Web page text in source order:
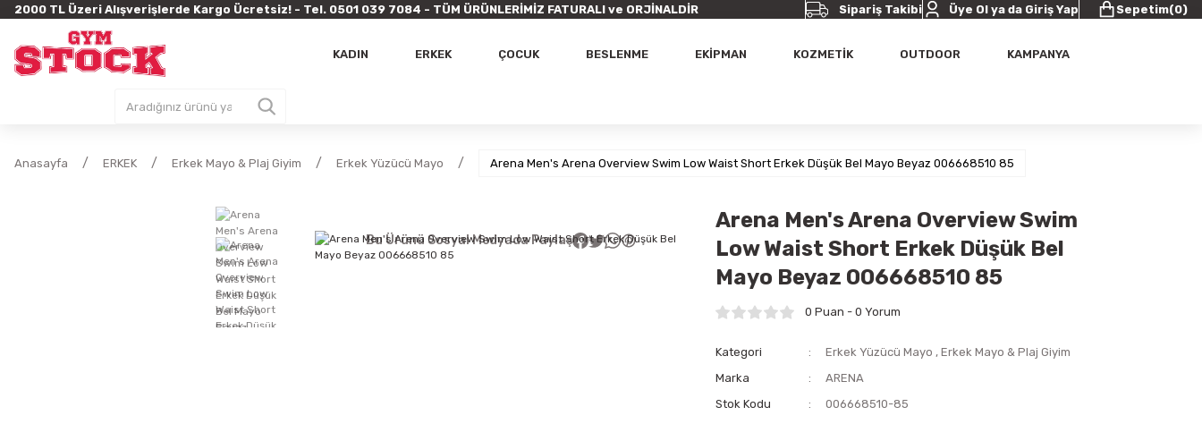
2000 TL Üzeri Alışverişlerde Kargo Ücretsiz! - Tel. 0501 039 7084 - TÜM ÜRÜNLERİMİZ FATURALI ve ORJİNALDİR Sipariş Takibi Üye Ol ya da Giriş Yap Sepetim(0)
KADIN ERKEK ÇOCUK BESLENME EKİPMAN KOZMETİK OUTDOOR KAMPANYA
Anasayfa ERKEK Erkek Mayo & Plaj Giyim Erkek Yüzücü Mayo Arena Men's Arena Overview Swim Low Waist Short Erkek Düşük Bel Mayo Beyaz 006668510 85
Bu Ürünü Sosyal Medyada Paylaş
Arena Men's Arena Overview Swim
Low Waist Short Erkek Düşük Bel
Mayo Beyaz 006668510 85
0 Puan - 0 Yorum
Kategori Erkek Yüzücü Mayo , Erkek Mayo & Plaj Giyim
Marka
ARENA
Stok Kodu
006668510-85